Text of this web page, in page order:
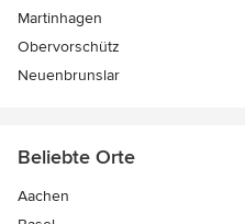
Martinhagen
Obervorschütz
Neuenbrunslar
Beliebte Orte
Aachen